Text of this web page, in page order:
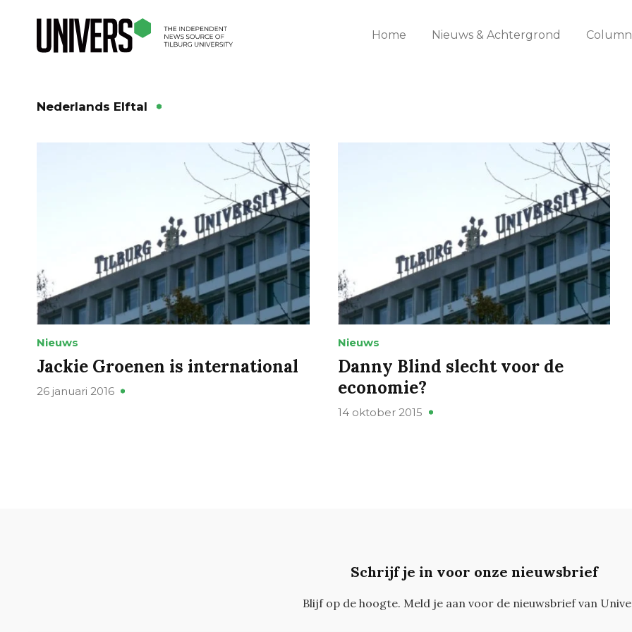
Home Nieuws & Achtergrond
Nederlands Elftal
Nieuws
Jackie Groenen is international
26 januari 2016
Nieuws
Danny Blind slecht voor de
economie?
14 oktober 2015
Schrijf je in voor onze nieuwsbrief
Blijf op de hoogte. Meld je aan voor de nieuwsbrief van